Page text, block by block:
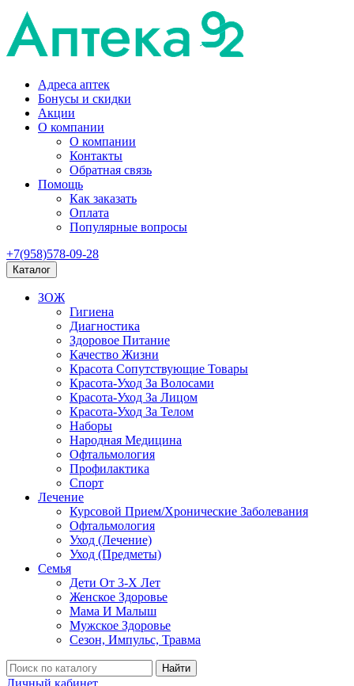
Адреса аптек
Бонусы и скидки
Акции
О компании
О компании
Контакты
Обратная связь
Помощь
Как заказать
Оплата
Популярные вопросы
+7(958)578-09-28
Каталог
ЗОЖ
Гигиена
Диагностика
Здоровое Питание
Качество Жизни
Красота Сопутствующие Товары
Красота-Уход За Волосами
Красота-Уход За Лицом
Красота-Уход За Телом
Наборы
Народная Медицина
Офтальмология
Профилактика
Спорт
Лечение
Курсовой Прием/Хронические Заболевания
Офтальмология
Уход (Лечение)
Уход (Предметы)
Семья
Дети От 3-Х Лет
Женское Здоровье
Мама И Малыш
Мужское Здоровье
Сезон, Импульс, Травма
Найти
Личный кабинет